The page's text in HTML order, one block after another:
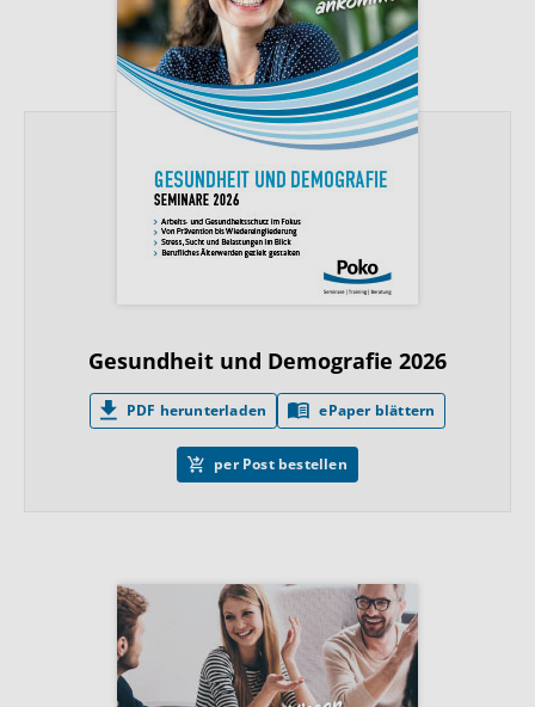
Gesundheit und Demografie 2026
PDF herunterladen ePaper blättern
per Post bestellen